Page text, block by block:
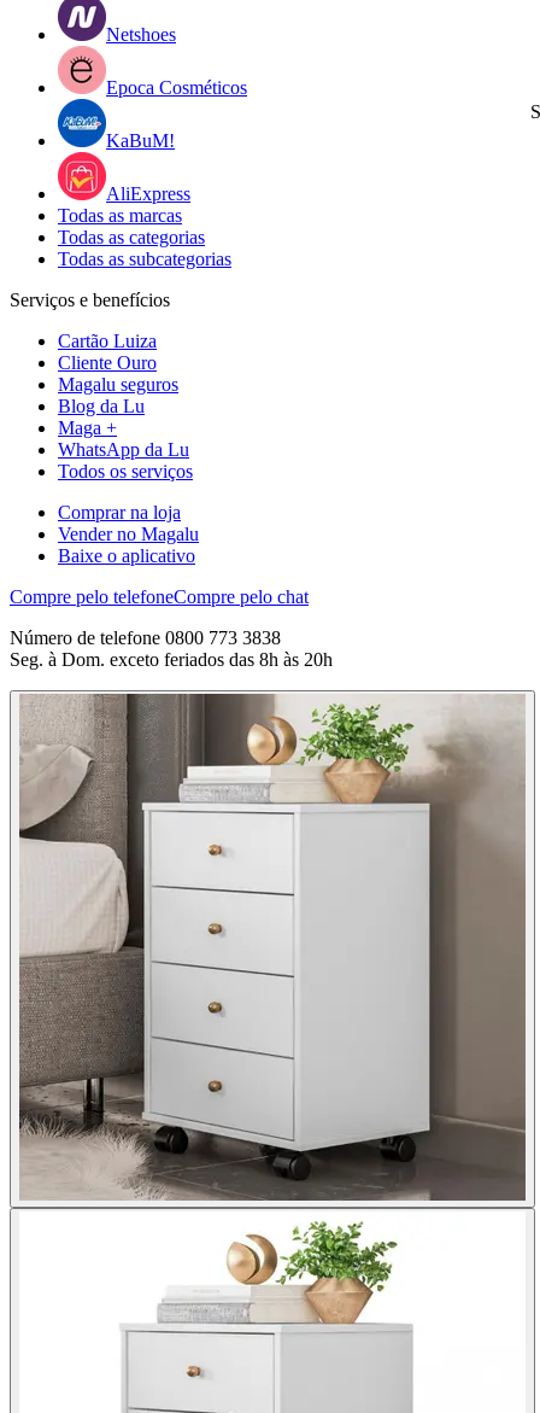
Netshoes
Epoca Cosméticos
KaBuM!
AliExpress
Todas as marcas
Todas as categorias
Todas as subcategorias
Serviços e benefícios
Cartão Luiza
Cliente Ouro
Magalu seguros
Blog da Lu
Maga +
WhatsApp da Lu
Todos os serviços
Comprar na loja
Vender no Magalu
Baixe o aplicativo
Compre pelo telefoneCompre pelo chat
Número de telefone 0800 773 3838
Seg. à Dom. exceto feriados das 8h às 20h